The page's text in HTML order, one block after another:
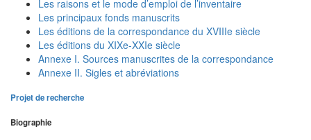
Les raisons et le mode d’emploi de l’inventaire
Les principaux fonds manuscrits
Les éditions de la correspondance du XVIIIe siècle
Les éditions du XIXe-XXIe siècle
Annexe I. Sources manuscrites de la correspondance
Annexe II. Sigles et abréviations
Projet de recherche
Biographie